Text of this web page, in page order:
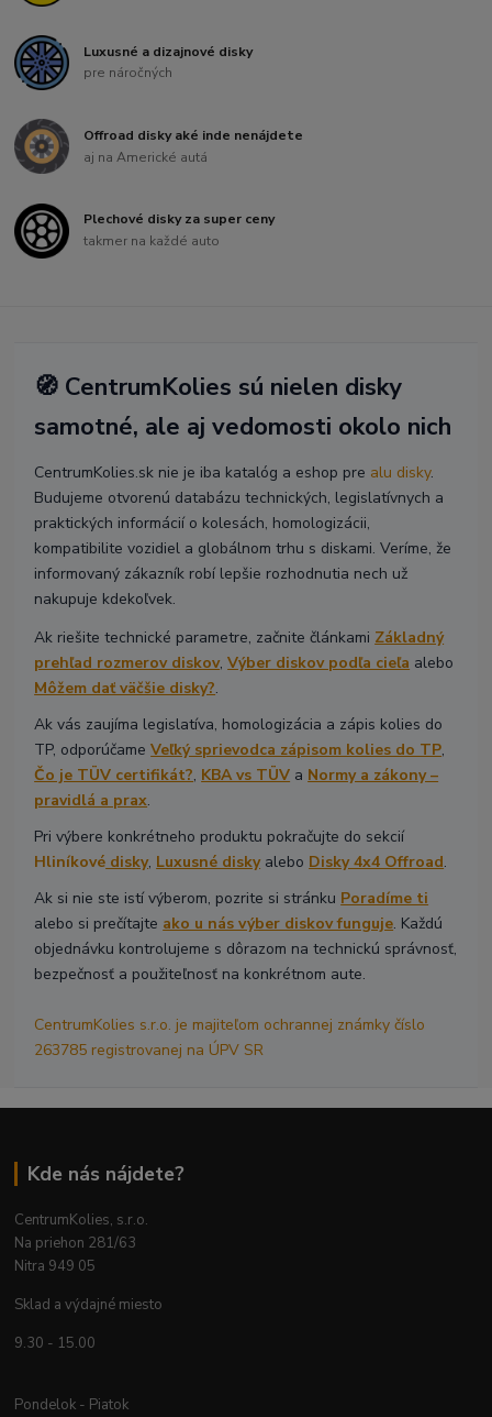
Luxusné a dizajnové disky
pre náročných
Offroad disky aké inde nenájdete
aj na Americké autá
Plechové disky za super ceny
takmer na každé auto
🧭 CentrumKolies sú nielen disky
samotné, ale aj vedomosti okolo nich
CentrumKolies.sk nie je iba katalóg a eshop pre alu disky.
Budujeme otvorenú databázu technických, legislatívnych a
praktických informácií o kolesách, homologizácii,
kompatibilite vozidiel a globálnom trhu s diskami. Veríme, že
informovaný zákazník robí lepšie rozhodnutia nech už
nakupuje kdekoľvek.
Ak riešite technické parametre, začnite článkami Základný
prehľad rozmerov diskov,Výber diskov podľa cieľa alebo
Môžem dať väčšie disky?.
Ak vás zaujíma legislatíva, homologizácia a zápis kolies do
TP, odporúčameVeľký sprievodca zápisom kolies do TP,
Čo je TÜV certifikát?, KBA vs TÜV a Normy a zákony –
pravidlá a prax.
Pri výbere konkrétneho produktu pokračujte do sekcií
Hliníkové disky, Luxusné diskyalebo Disky 4x4 Offroad.
Ak si nie ste istí výberom, pozrite si stránku Poradíme ti
alebo si prečítajte ako u nás výber diskov funguje. Každú
objednávku kontrolujeme s dôrazom na technickú správnosť,
bezpečnosť a použiteľnosť na konkrétnom aute.
CentrumKolies s.r.o. je majiteľom ochrannej známky číslo
263785 registrovanej na ÚPV SR
Kde nás nájdete?
CentrumKolies, s.r.o.
Na priehon 281/63
Nitra 949 05
Sklad a výdajné miesto
9.30 - 15.00
Pondelok - Piatok